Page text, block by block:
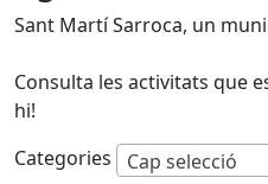
Sant Martí Sarroca, un
Consulta les activitats que
hi!
Categories
Cap selecció